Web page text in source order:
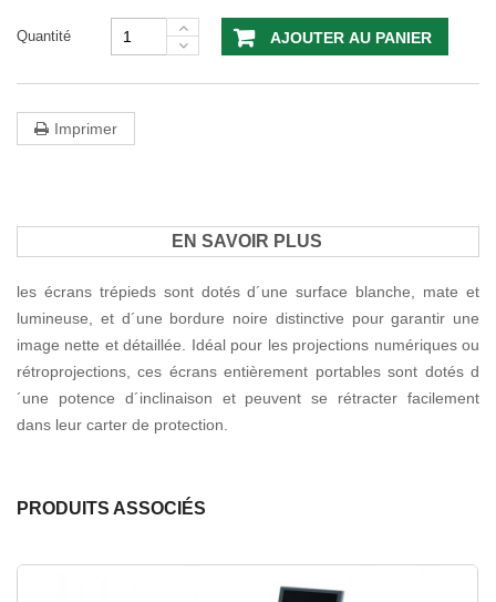
Quantité AJOUTER AU PANIER
Imprimer
EN SAVOIR PLUS
les écrans trépieds sont dotés d´une surface blanche, mate et
lumineuse, et d´une bordure noire distinctive pour garantir une
image nette et détaillée. Idéal pour les projections numériques ou
rétroprojections, ces écrans entièrement portables sont dotés d
´une potence d´inclinaison et peuvent se rétracter facilement
dans leur carter de protection.
PRODUITS ASSOCIÉS